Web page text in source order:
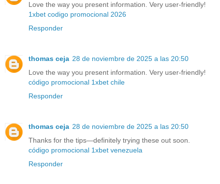
Love the way you present information. Very user-friendly!
1xbet codigo promocional 2026
Responder
thomas ceja 28 de noviembre de 2025 a las 20:50
Love the way you present information. Very user-friendly!
código promocional 1xbet chile
Responder
thomas ceja 28 de noviembre de 2025 a las 20:50
Thanks for the tips—definitely trying these out soon.
código promocional 1xbet venezuela
Responder